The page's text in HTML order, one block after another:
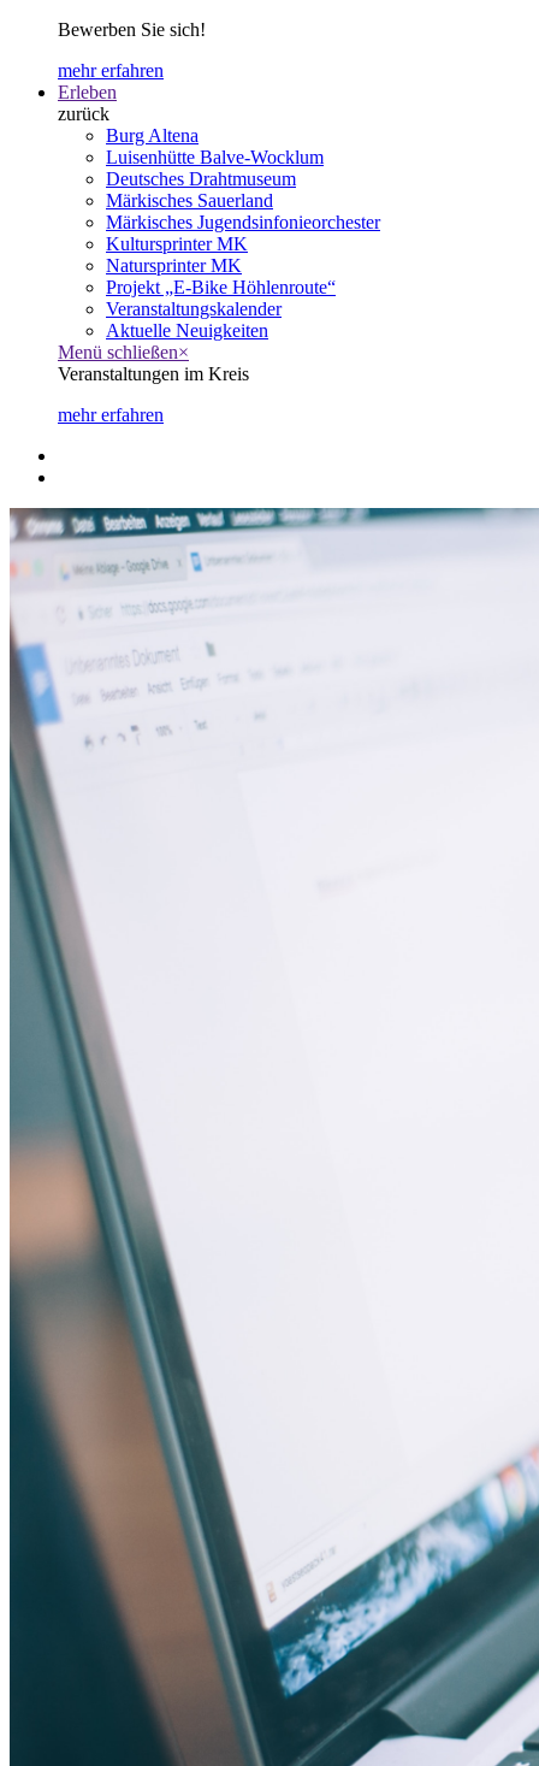
Bewerben Sie sich!
mehr erfahren
Erleben
zurück
Burg Altena
Luisenhütte Balve-Wocklum
Deutsches Drahtmuseum
Märkisches Sauerland
Märkisches Jugendsinfonieorchester
Kultursprinter MK
Natursprinter MK
Projekt „E-Bike Höhlenroute“
Veranstaltungskalender
Aktuelle Neuigkeiten
Menü schließen×
Veranstaltungen im Kreis
mehr erfahren